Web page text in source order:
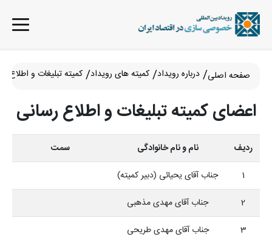
صفحه اصلی درباره رویداد کمیته های رویداد کمیته تبلیغات و اطلاع
اعضای کمیته تبلیغات و اطلاع رسانی
ردیف نام و نام خانوادگی
سمت
1
جناب آقای یحیائی (دبیر کمیته)
2
جناب آقای مهدی مذهبی
3
جناب آقای مهدی طریحی